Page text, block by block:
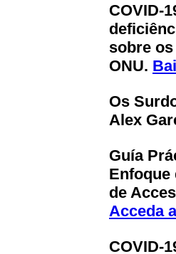
COVID-
sobre
ONU.
Os
Alex
Guía
Enfoque
de
Acceda
COVID-